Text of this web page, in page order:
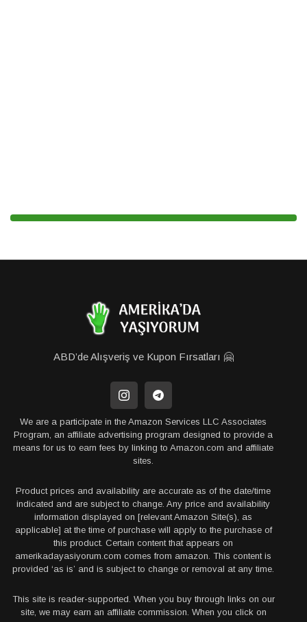
ABD’de Alışveriş ve Kupon Fırsatları 🤗
We are a participate in the Amazon Services LLC Associates
Program, an affiliate advertising program designed to provide a
means for us to earn fees by linking to Amazon.com and affiliate
sites.
Product prices and availability are accurate as of the date/time
indicated and are subject to change. Any price and availability
information displayed on [relevant Amazon Site(s), as
applicable] at the time of purchase will apply to the purchase of
this product. Certain content that appears on
amerikadayasiyorum.com comes from amazon. This content is
provided ‘as is’ and is subject to change or removal at any time.
This site is reader-supported. When you buy through links on our
site, we may earn an affiliate commission. When you click on